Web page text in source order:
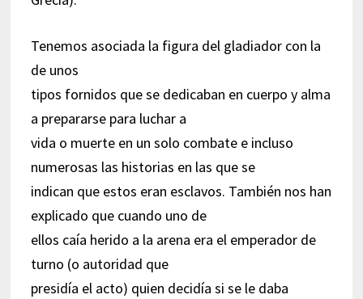
Tenemos asociada la figura del gladiador con la
de unos
tipos fornidos que se dedicaban en cuerpo y alma
a prepararse para luchar a
vida o muerte en un solo combate e incluso
numerosas las historias en las que se
indican que estos eran esclavos. También nos han
explicado que cuando uno de
ellos caía herido a la arena era el emperador de
turno (o autoridad que
presidía el acto) quien decidía si se le daba